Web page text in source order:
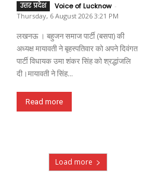
उत्तर प्रदेश Voice of Lucknow -
Thursday, 6 August 2026 3:21 PM
लखनऊ । बहुजन समाज पार्टी (बसपा) की
अध्यक्ष मायावती ने बृहस्पतिवार को अपने दिवंगत
पार्टी विधायक उमा शंकर सिंह को श्रद्धांजलि
दी।मायावती ने सिंह...
Read more
Load more